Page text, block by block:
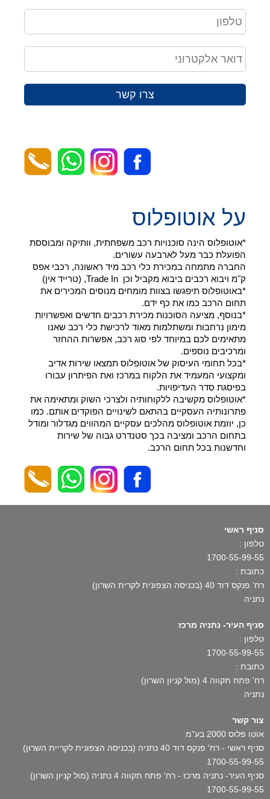
צרו קשר
על אוטופלוס
*אוטופלוס הינה סוכנויות רכב משפחתית, וותיקה ומבוססת
הפועלת כבר מעל לארבעה עשורים.
החברה מתמחה במכירת כלי רכב מיד ראשונה, רכבי אפס
ק"מ ויבוא רכבים ביבוא מקביל וכן Trade In, (טרייד אין)
*באוטופלוס תיפגשו בצוות מומחים מנוסים המכירים את
תחום הרכב כמו את כף ידם.
*בנוסף, מציעה הסוכנות מכירת רכבים חדשים ואפשרויות
מימון נרחבות ומשתלמות מאוד לרכישת כלי רכב שאנו
מתאימים לכם במיוחד לפי סוג רכב, אפשרות ההחזר
ומרכיבים נוספים.
*בכל תחומי העיסוק של אוטופלוס תמצאו שירות אדיב
ומקצועי המעמיד את הלקוח במרכז ואת הפיתרון עבורו
בפיסגת סדר העדיפויות.
*אוטופלוס מקשיבה ללקוחותיה ולצרכי השוק ומתאימה את
פתרונותיה העסקיים בהתאם לשינויים הפוקדים אותם. כמו
כן, יוזמת אוטופלוס מהלכים עסקיים המהווים מגדלור ומודל
בתחום הרכב ומציבה בכך סטנדרט גבוה של שירות
וחדשנות בכל תחום הרכב.
סניף ראשי
טלפון :
1700-55-99-55
כתובת :
רח' פנקס דוד 40 (בכניסה הצפונית לקרית השרון)
נתניה
סניף העיר- נתניה מרכז
טלפון :
1700-55-99-55
כתובת :
רח' פתח תקווה 4 (מול קניון השרון)
נתניה
צור קשר
אוטו פלוס 2000 בע"מ
סניף ראשי - רח' פנקס דוד 40 נתניה (בכניסה הצפונית לקריית השרון)
1700-55-99-55
סניף העיר- נתניה מרכז - רח' פתח תקווה 4 נתניה (מול קניון השרון)
1700-55-99-55